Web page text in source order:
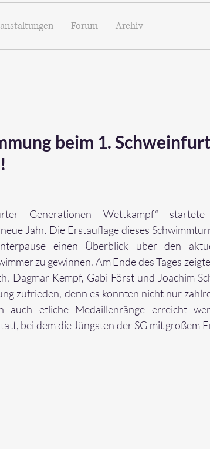
Forum Archiv
beim 1.
Generationen Wettkampf“
Jahr. Die Erstauflage dieses
einen Überblick über den
zu gewinnen. Am Ende des Tages
Dagmar Kempf, Gabi Först und Joachim
zufrieden, denn es konnten nicht nur
auch etliche Medaillenränge erreicht
bei dem die Jüngsten der SG mit großem